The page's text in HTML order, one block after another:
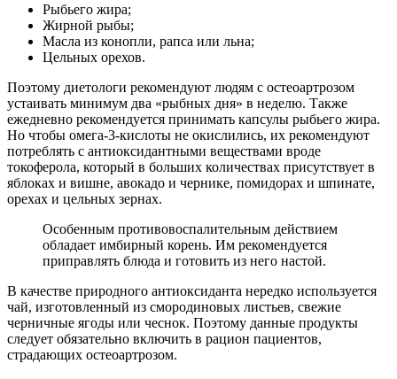
Рыбьего жира;
Жирной рыбы;
Масла из конопли, рапса или льна;
Цельных орехов.
Поэтому диетологи рекомендуют людям с остеоартрозом
устаивать минимум два «рыбных дня» в неделю. Также
ежедневно рекомендуется принимать капсулы рыбьего жира.
Но чтобы омега-3-кислоты не окислились, их рекомендуют
потреблять с антиоксидантными веществами вроде
токоферола, который в больших количествах присутствует в
яблоках и вишне, авокадо и чернике, помидорах и шпинате,
орехах и цельных зернах.
Особенным противовоспалительным действием
обладает имбирный корень. Им рекомендуется
приправлять блюда и готовить из него настой.
В качестве природного антиоксиданта нередко используется
чай, изготовленный из смородиновых листьев, свежие
черничные ягоды или чеснок. Поэтому данные продукты
следует обязательно включить в рацион пациентов,
страдающих остеоартрозом.